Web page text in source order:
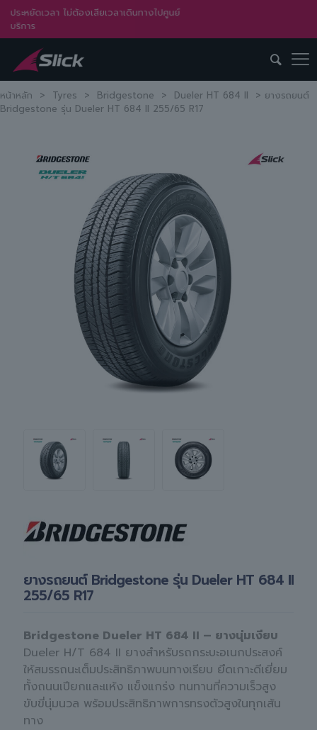
ประหยัดเวลา ไม่ต้องเสียเวลาเดินทางไปศูนย์
บริการ
หน้าหลัก > Tyres > Bridgestone > Dueler HT 684 II > ยางรถยนต์
Bridgestone รุ่น Dueler HT 684 II 255/65 R17
ยางรถยนต์ Bridgestone รุ่น Dueler HT 684 II
255/65 R17
Bridgestone Dueler HT 684 II – ยางนุ่มเงียบ
Dueler H/T 684 II ยางสำหรับรถกระบะอเนกประสงค์
ให้สมรรถนะเต็มประสิทธิภาพบนทางเรียบ ยึดเกาะดีเยี่ยม
ทั้งถนนเปียกและแห้ง แข็งแกร่ง ทนทานที่ความเร็วสูง
ขับขี่นุ่มนวล พร้อมประสิทธิภาพการทรงตัวสูงในทุกเส้น
ทาง